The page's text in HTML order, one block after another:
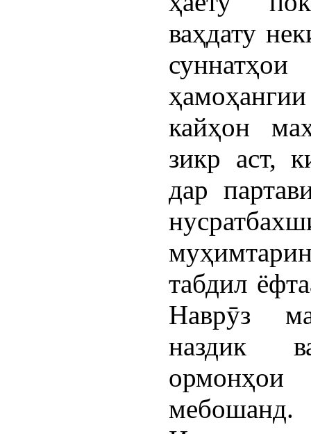
ваҳдату
кайҳон
зикр аст,
дар
табдил
Наврӯз
наздик
мебошанд.